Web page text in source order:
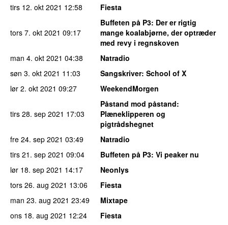
tirs 12. okt 2021 12:58 Fiesta
tors 7. okt 2021 09:17
Buffeten på P3: Der er rigtig
mange koalabjørne, der optræder
med revy i regnskoven
man 4. okt 2021 04:38
Natradio
søn 3. okt 2021 11:03 Sangskriver: School of X
lør 2. okt 2021 09:27 WeekendMorgen
tirs 28. sep 2021 17:03
Påstand mod påstand:
Plæneklipperen og
pigtrådshegnet
fre 24. sep 2021 03:49
Natradio
tirs 21. sep 2021 09:04 Buffeten på P3: Vi peaker nu
lør 18. sep 2021 14:17
Neonlys
tors 26. aug 2021 13:06
Fiesta
man 23. aug 2021 23:49
Mixtape
ons 18. aug 2021 12:24
Fiesta